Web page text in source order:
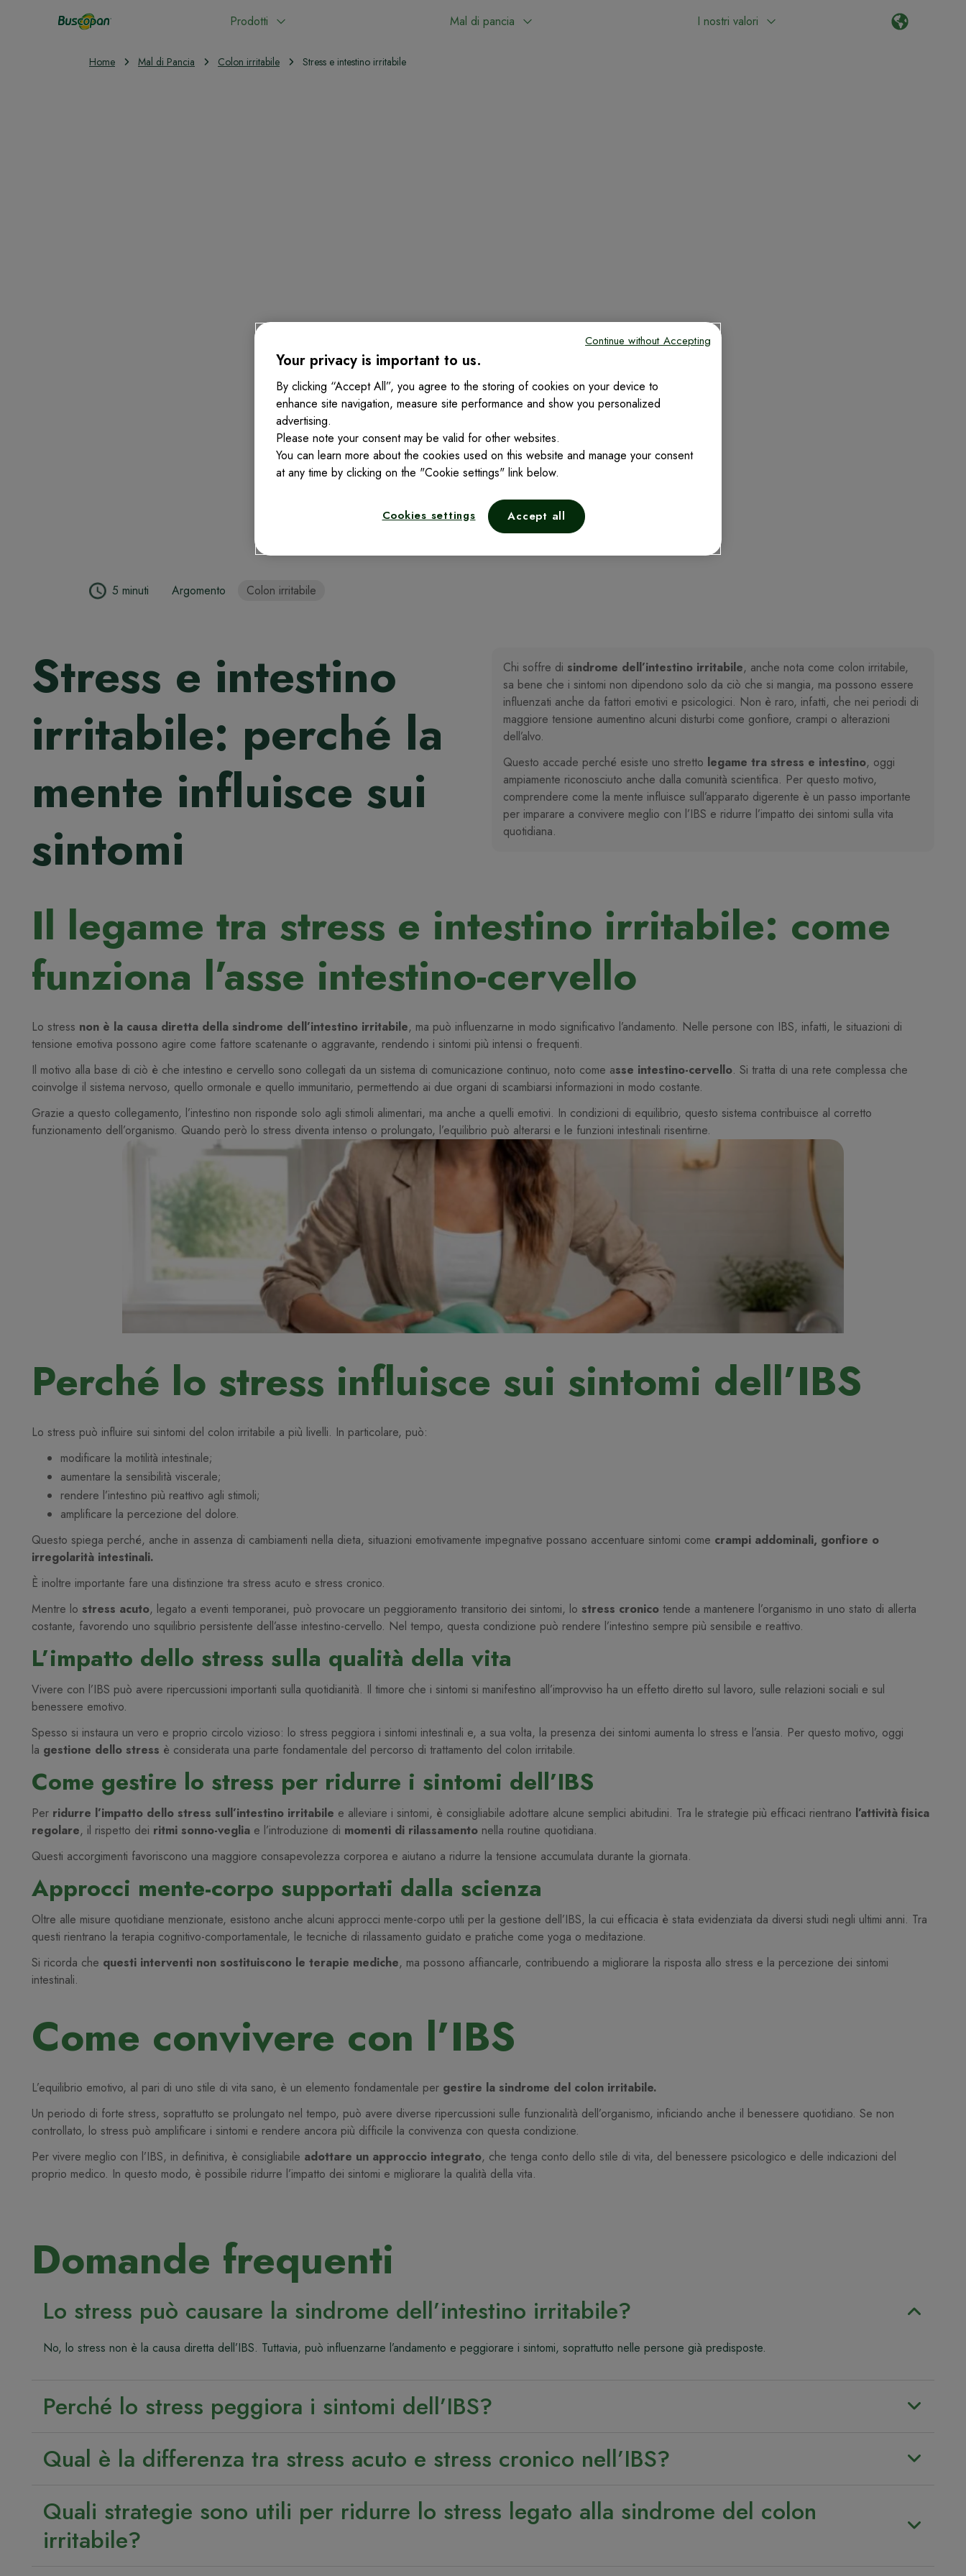
Prodotti Mal di pancia I nostri valori
Home Mal di Pancia Colon irritabile Stress e intestino irritabile
5 minuti Argomento Colon irritabile
Stress e intestino
irritabile: perché la
mente influisce sui
sintomi
Chi soffre di sindrome dell’intestino irritabile, anche nota come colon irritabile,
sa bene che i sintomi non dipendono solo da ciò che si mangia, ma possono essere
influenzati anche da fattori emotivi e psicologici. Non è raro, infatti, che nei periodi di
maggiore tensione aumentino alcuni disturbi come gonfiore, crampi o alterazioni
dell’alvo.
Questo accade perché esiste uno stretto legame tra stress e intestino, oggi
ampiamente riconosciuto anche dalla comunità scientifica. Per questo motivo,
comprendere come la mente influisce sull’apparato digerente è un passo importante
per imparare a convivere meglio con l’IBS e ridurre l’impatto dei sintomi sulla vita
quotidiana.
Il legame tra stress e intestino irritabile: come
funziona l’asse intestino-cervello
Lo stress non è la causa diretta della sindrome dell’intestino irritabile, ma può influenzarne in modo significativo l’andamento. Nelle persone con IBS, infatti, le situazioni di
tensione emotiva possono agire come fattore scatenante o aggravante, rendendo i sintomi più intensi o frequenti.
Il motivo alla base di ciò è che intestino e cervello sono collegati da un sistema di comunicazione continuo, noto come asse intestino-cervello. Si tratta di una rete complessa che
coinvolge il sistema nervoso, quello ormonale e quello immunitario, permettendo ai due organi di scambiarsi informazioni in modo costante.
Grazie a questo collegamento, l’intestino non risponde solo agli stimoli alimentari, ma anche a quelli emotivi. In condizioni di equilibrio, questo sistema contribuisce al corretto
funzionamento dell’organismo. Quando però lo stress diventa intenso o prolungato, l’equilibrio può alterarsi e le funzioni intestinali risentirne.
Perché lo stress influisce sui sintomi dell’IBS
Lo stress può influire sui sintomi del colon irritabile a più livelli. In particolare, può:
modificare la motilità intestinale;
aumentare la sensibilità viscerale;
rendere l’intestino più reattivo agli stimoli;
amplificare la percezione del dolore.
Questo spiega perché, anche in assenza di cambiamenti nella dieta, situazioni emotivamente impegnative possano accentuare sintomi come crampi addominali, gonfiore o
irregolarità intestinali.
È inoltre importante fare una distinzione tra stress acuto e stress cronico.
Mentre lo stress acuto, legato a eventi temporanei, può provocare un peggioramento transitorio dei sintomi, lo stress cronico tende a mantenere l’organismo in uno stato di allerta
costante, favorendo uno squilibrio persistente dell’asse intestino-cervello. Nel tempo, questa condizione può rendere l’intestino sempre più sensibile e reattivo.
L’impatto dello stress sulla qualità della vita
Vivere con l’IBS può avere ripercussioni importanti sulla quotidianità. Il timore che i sintomi si manifestino all’improvviso ha un effetto diretto sul lavoro, sulle relazioni sociali e sul
benessere emotivo.
Spesso si instaura un vero e proprio circolo vizioso: lo stress peggiora i sintomi intestinali e, a sua volta, la presenza dei sintomi aumenta lo stress e l’ansia. Per questo motivo, oggi
la gestione dello stress è considerata una parte fondamentale del percorso di ​trattamento del colon irritabile.
Come gestire lo stress per ridurre i sintomi dell’IBS
Per ridurre l’impatto dello stress sull’intestino irritabile e alleviare i sintomi, è consigliabile adottare alcune semplici abitudini. Tra le strategie più efficaci rientrano l’attività fisica
regolare, il rispetto dei ritmi sonno-veglia e l’introduzione di momenti di rilassamento nella routine quotidiana.
Questi accorgimenti favoriscono una maggiore consapevolezza corporea e aiutano a ridurre la tensione accumulata durante la giornata.
Approcci mente-corpo supportati dalla scienza
Oltre alle misure quotidiane menzionate, esistono anche alcuni approcci mente-corpo utili per la gestione dell’IBS, la cui efficacia è stata evidenziata da diversi studi negli ultimi anni. Tra
questi rientrano la terapia cognitivo-comportamentale, le tecniche di rilassamento guidato e pratiche come yoga o meditazione.
Si ricorda che questi interventi non sostituiscono le terapie mediche, ma possono affiancarle, contribuendo a migliorare la risposta allo stress e la percezione dei sintomi
intestinali.
Come convivere con l’IBS
L’equilibrio emotivo, al pari di uno stile di vita sano, è un elemento fondamentale per gestire la sindrome del colon irritabile.
Un periodo di forte stress, soprattutto se prolungato nel tempo, può avere diverse ripercussioni sulle funzionalità dell’organismo, inficiando anche il benessere quotidiano. Se non
controllato, lo stress può amplificare i sintomi e rendere ancora più difficile la convivenza con questa condizione.
Per vivere meglio con l’IBS, in definitiva, è consigliabile adottare un approccio integrato, che tenga conto dello stile di vita, del benessere psicologico e delle indicazioni del
proprio medico. In questo modo, è possibile ridurre l’impatto dei sintomi e migliorare la qualità della vita.
Domande frequenti
Lo stress può causare la sindrome dell’intestino irritabile?
No, lo stress non è la causa diretta dell’IBS. Tuttavia, può influenzarne l’andamento e peggiorare i sintomi, soprattutto nelle persone già predisposte.
Perché lo stress peggiora i sintomi dell’IBS?
Qual è la differenza tra stress acuto e stress cronico nell’IBS?
Quali strategie sono utili per ridurre lo stress legato alla sindrome del colon
irritabile?
Your privacy is important to us.
By clicking “Accept All”, you agree to the storing of cookies on your device to
enhance site navigation, measure site performance and show you personalized
advertising.
Please note your consent may be valid for other websites.
You can learn more about the cookies used on this website and manage your consent
at any time by clicking on the "Cookie settings" link below.
Cookies settings Accept all
Continue without Accepting